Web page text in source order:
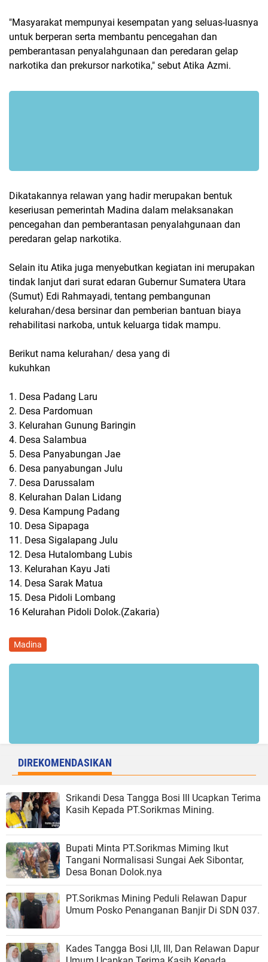
"Masyarakat mempunyai kesempatan yang seluas-luasnya
untuk berperan serta membantu pencegahan dan
pemberantasan penyalahgunaan dan peredaran gelap
narkotika dan prekursor narkotika," sebut Atika Azmi.
Dikatakannya relawan yang hadir merupakan bentuk
keseriusan pemerintah Madina dalam melaksanakan
pencegahan dan pemberantasan penyalahgunaan dan
peredaran gelap narkotika.
Selain itu Atika juga menyebutkan kegiatan ini merupakan
tindak lanjut dari surat edaran Gubernur Sumatera Utara
(Sumut) Edi Rahmayadi, tentang pembangunan
kelurahan/desa bersinar dan pemberian bantuan biaya
rehabilitasi narkoba, untuk keluarga tidak mampu.
Berikut nama kelurahan/ desa yang di
kukuhkan
1. Desa Padang Laru
2. Desa Pardomuan
3. Kelurahan Gunung Baringin
4. Desa Salambua
5. Desa Panyabungan Jae
6. Desa panyabungan Julu
7. Desa Darussalam
8. Kelurahan Dalan Lidang
9. Desa Kampung Padang
10. Desa Sipapaga
11. Desa Sigalapang Julu
12. Desa Hutalombang Lubis
13. Kelurahan Kayu Jati
14. Desa Sarak Matua
15. Desa Pidoli Lombang
16 Kelurahan Pidoli Dolok.(Zakaria)
Madina
DIREKOMENDASIKAN
Srikandi Desa Tangga Bosi III Ucapkan Terima
Kasih Kepada PT.Sorikmas Mining.
Bupati Minta PT.Sorikmas Miming Ikut
Tangani Normalisasi Sungai Aek Sibontar,
Desa Bonan Dolok.nya
PT.Sorikmas Mining Peduli Relawan Dapur
Umum Posko Penanganan Banjir Di SDN 037.
Kades Tangga Bosi I,II, III, Dan Relawan Dapur